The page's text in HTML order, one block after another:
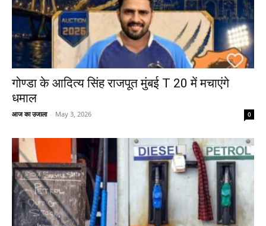
गोण्डा के आदित्य सिंह राजपूत मुंबई T 20 में मचाएंगे
धमाल
आज का उजाला - May 3, 2026 0